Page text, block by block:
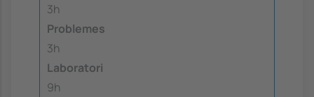
3h
Problemes
3h
Laboratori
9h